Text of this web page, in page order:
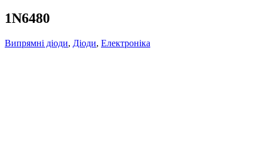
1N6480
Випрямні діоди, Діоди, Електроніка